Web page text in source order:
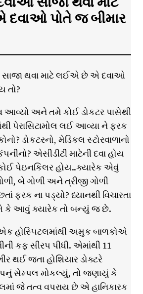
પોતે જ બીમાર
થવા માટે લઈએ છે એ દવાઓ
તો?
આવ્યો અને તમે કોઈ ડોકટર પાસેથી
પેરાસિટામોલ લઈ આવ્યા ને ફરક
ડોકટરનો, મેડિકલ સ્ટોરવાળાનો
એસીડીટી માટેની દવા હોય
કોઈ પેઇનકિલર હોય..ક્યારેક એવું
બે ગોળી અને ત્રીજી ગોળી
ફરક ના પડ્યો? ધ્યાનથી વિચારતા
કે આવું ક્યારેક તો બન્યું જ છે.
હોસ્પિટલમાંથી અમુક બાળકોએ
કફ સીરપ પીધી. એમાંથી 11
થઈ જતા હોશિયાર ડોક્ટરે
સેમ્પલ મોકલ્યું, તો જણાયું કે
જે તત્વ વપરાય છે એ હાનિકારક